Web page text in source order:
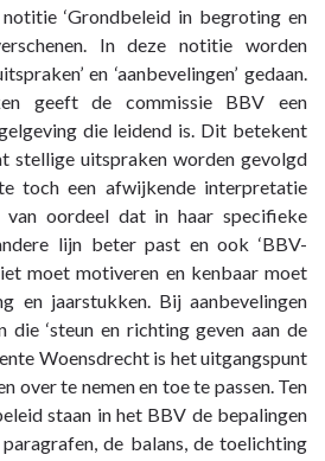
‘Grondbeleid in begroting en
In deze notitie worden
en ‘aanbevelingen’ gedaan.
geeft de commissie BBV een
die leidend is. Dit betekent
stellige uitspraken worden gevolgd
toch een afwijkende interpretatie
oordeel dat in haar specifieke
lijn beter past en ook ‘BBV-
moet motiveren en kenbaar moet
en jaarstukken. Bij aanbevelingen
die ‘steun en richting geven aan de
Woensdrecht is het uitgangspunt
over te nemen en toe te passen. Ten
staan in het BBV de bepalingen
de balans, de toelichting